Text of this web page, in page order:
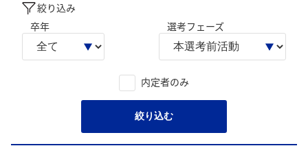
絞り込み
卒年
選考フェーズ
内定者のみ
絞り込む